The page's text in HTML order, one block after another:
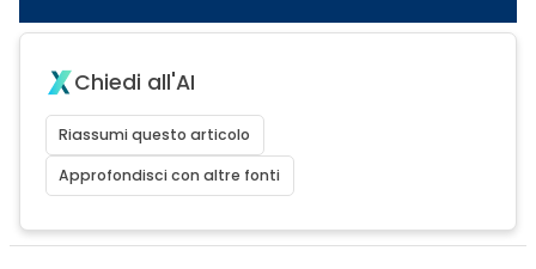
Chiedi all'AI
Riassumi questo articolo
Approfondisci con altre fonti